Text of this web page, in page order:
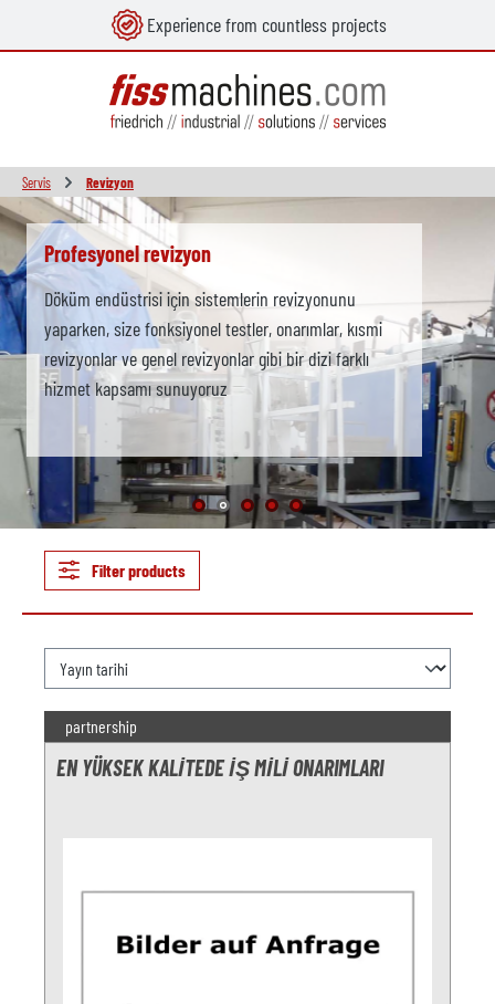
Experience from countless projects
Servis Revizyon
Skip slider
Profesyonel revizyon
Döküm endüstrisi için sistemlerin revizyonunu
yaparken, size fonksiyonel testler, onarımlar, kısmi
revizyonlar ve genel revizyonlar gibi bir dizi farklı
hizmet kapsamı sunuyoruz
Filter products
partnership
EN YÜKSEK KALITEDE IŞ MILI ONARIMLARI